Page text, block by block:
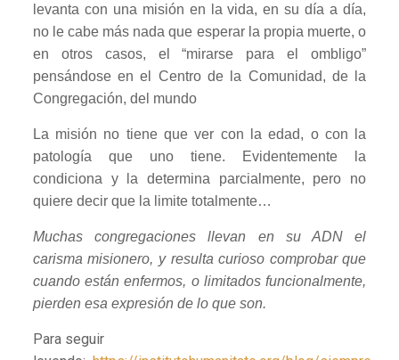
levanta con una misión en la vida, en su día a día,
no le cabe más nada que esperar la propia muerte, o
en otros casos, el “mirarse para el ombligo”
pensándose en el Centro de la Comunidad, de la
Congregación, del mundo
La misión no tiene que ver con la edad, o con la
patología que uno tiene. Evidentemente la
condiciona y la determina parcialmente, pero no
quiere decir que la limite totalmente…
Muchas congregaciones llevan en su ADN el
carisma misionero, y resulta curioso comprobar que
cuando están enfermos, o limitados funcionalmente,
pierden esa expresión de lo que son.
Para seguir